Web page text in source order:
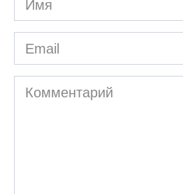
Email
Комментарий